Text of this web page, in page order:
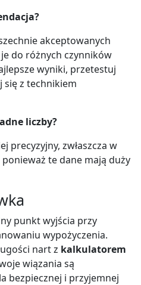
akceptowanych
do różnych czynników
wyniki, przetestuj
się z technikiem
liczby?
precyzyjny, zwłaszcza w
te dane mają duży
punkt wyjścia przy
wypożyczenia.
nart z kalkulatorem
wiązania są
bezpiecznej i przyjemnej